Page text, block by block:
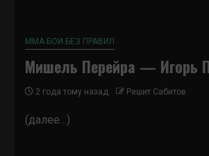
ММА БОИ БЕЗ ПРАВИЛ
Мишель Перейра — Игорь
2 года тому назад Решит Сабитов
(далее…)